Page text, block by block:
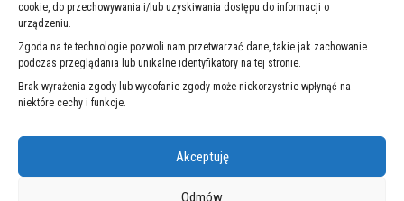
cookie, do przechowywania i/lub uzyskiwania dostępu do informacji o
urządzeniu.
Zgoda na te technologie pozwoli nam przetwarzać dane, takie jak zachowanie
podczas przeglądania lub unikalne identyfikatory na tej stronie.
Brak wyrażenia zgody lub wycofanie zgody może niekorzystnie wpłynąć na
niektóre cechy i funkcje.
Akceptuję
Odmów